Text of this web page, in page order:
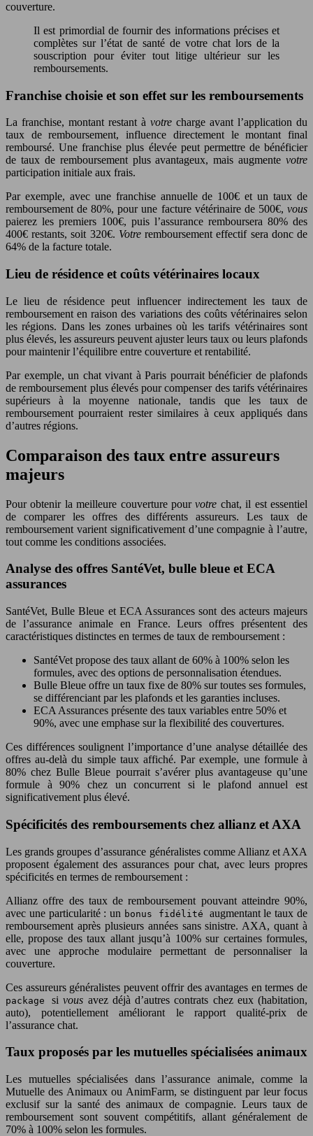
couverture.
Il est primordial de fournir des informations précises et
complètes sur l’état de santé de votre chat lors de la
souscription pour éviter tout litige ultérieur sur les
remboursements.
Franchise choisie et son effet sur les remboursements
La franchise, montant restant à votre charge avant l’application du
taux de remboursement, influence directement le montant final
remboursé. Une franchise plus élevée peut permettre de bénéficier
de taux de remboursement plus avantageux, mais augmente votre
participation initiale aux frais.
Par exemple, avec une franchise annuelle de 100€ et un taux de
remboursement de 80%, pour une facture vétérinaire de 500€, vous
paierez les premiers 100€, puis l’assurance remboursera 80% des
400€ restants, soit 320€. Votreremboursement effectif sera donc de
64% de la facture totale.
Lieu de résidence et coûts vétérinaires locaux
Le lieu de résidence peut influencer indirectement les taux de
remboursement en raison des variations des coûts vétérinaires selon
les régions. Dans les zones urbaines où les tarifs vétérinaires sont
plus élevés, les assureurs peuvent ajuster leurs taux ou leurs plafonds
pour maintenir l’équilibre entre couverture et rentabilité.
Par exemple, un chat vivant à Paris pourrait bénéficier de plafonds
de remboursement plus élevés pour compenser des tarifs vétérinaires
supérieurs à la moyenne nationale, tandis que les taux de
remboursement pourraient rester similaires à ceux appliqués dans
d’autres régions.
Comparaison des taux entre assureurs
majeurs
Pour obtenir la meilleure couverture pourvotre chat, il est essentiel
de comparer les offres des différents assureurs. Les taux de
remboursement varient significativement d’une compagnie à l’autre,
tout comme les conditions associées.
Analyse des offres SantéVet, bulle bleue et ECA
assurances
SantéVet, Bulle Bleue et ECA Assurances sont des acteurs majeurs
de l’assurance animale en France. Leurs offres présentent des
caractéristiques distinctes en termes de taux de remboursement :
SantéVet propose des taux allant de 60% à 100% selon les
formules, avec des options de personnalisation étendues.
Bulle Bleue offre un taux fixe de 80% sur toutes ses formules,
se différenciant par les plafonds et les garanties incluses.
ECA Assurances présente des taux variables entre 50% et
90%, avec une emphase sur la flexibilité des couvertures.
Ces différences soulignent l’importance d’une analyse détaillée des
offres au-delà du simple taux affiché. Par exemple, une formule à
80% chez Bulle Bleue pourrait s’avérer plus avantageuse qu’une
formule à 90% chez un concurrent si le plafond annuel est
significativement plus élevé.
Spécificités des remboursements chez allianz et AXA
Les grands groupes d’assurance généralistes comme Allianz et AXA
proposent également des assurances pour chat, avec leurs propres
spécificités en termes de remboursement :
Allianz offre des taux de remboursement pouvant atteindre 90%,
avec une particularité : un bonus fidélité augmentant le taux de
remboursement après plusieurs années sans sinistre. AXA, quant à
elle, propose des taux allant jusqu’à 100% sur certaines formules,
avec une approche modulaire permettant de personnaliser la
couverture.
Ces assureurs généralistes peuvent offrir des avantages en termes de
packagesivous avez déjà d’autres contrats chez eux (habitation,
auto), potentiellement améliorant le rapport qualité-prix de
l’assurance chat.
Taux proposés par les mutuelles spécialisées animaux
Les mutuelles spécialisées dans l’assurance animale, comme la
Mutuelle des Animaux ou AnimFarm, se distinguent par leur focus
exclusif sur la santé des animaux de compagnie. Leurs taux de
remboursement sont souvent compétitifs, allant généralement de
70% à 100% selon les formules.